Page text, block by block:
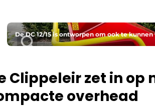
De DC 12/15 is ontworpen om ook te
Clippeleir zet in
overhead